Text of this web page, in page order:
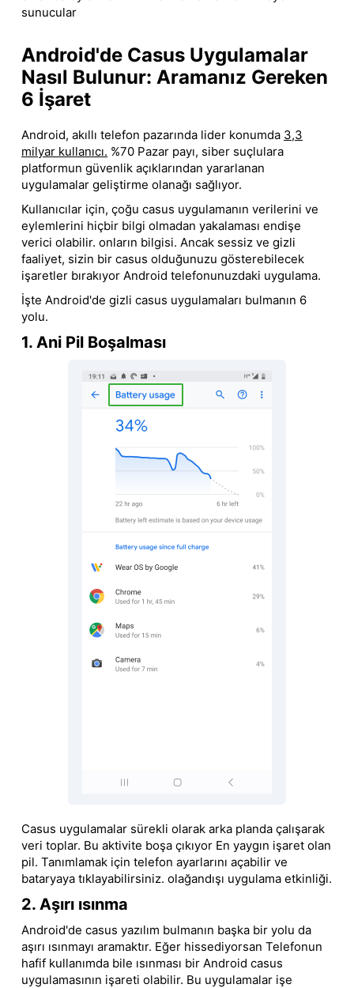
sunucular
Android'de Casus Uygulamalar
Nasıl Bulunur: Aramanız Gereken
6 İşaret
Android, akıllı telefon pazarında lider konumda 3,3
milyar kullanıcı. %70 Pazar payı, siber suçlulara
platformun güvenlik açıklarından yararlanan
uygulamalar geliştirme olanağı sağlıyor.
Kullanıcılar için, çoğu casus uygulamanın verilerini ve
eylemlerini hiçbir bilgi olmadan yakalaması endişe
verici olabilir. onların bilgisi. Ancak sessiz ve gizli
faaliyet, sizin bir casus olduğunuzu gösterebilecek
işaretler bırakıyor Android telefonunuzdaki uygulama.
İşte Android'de gizli casus uygulamaları bulmanın 6
yolu.
1. Ani Pil Boşalması
Casus uygulamalar sürekli olarak arka planda çalışarak
veri toplar. Bu aktivite boşa çıkıyor En yaygın işaret olan
pil. Tanımlamak için telefon ayarlarını açabilir ve
bataryaya tıklayabilirsiniz. olağandışı uygulama etkinliği.
2. Aşırı ısınma
Android'de casus yazılım bulmanın başka bir yolu da
aşırı ısınmayı aramaktır. Eğer hissediyorsan Telefonun
hafif kullanımda bile ısınması bir Android casus
uygulamasının işareti olabilir. Bu uygulamalar işe